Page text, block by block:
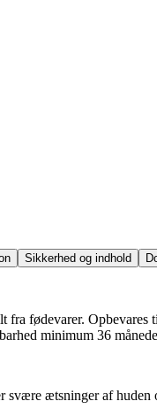
Sikkerhed og indhold
fra fødevarer.
minimum 36
svære ætsninger af huden